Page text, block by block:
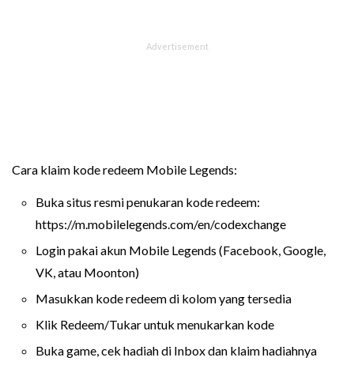
Cara klaim kode redeem Mobile Legends:
Buka situs resmi penukaran kode redeem:
https://m.mobilelegends.com/en/codexchange
Login pakai akun Mobile Legends (Facebook, Google,
VK, atau Moonton)
Masukkan kode redeem di kolom yang tersedia
Klik Redeem/Tukar untuk menukarkan kode
Buka game, cek hadiah di Inbox dan klaim hadiahnya